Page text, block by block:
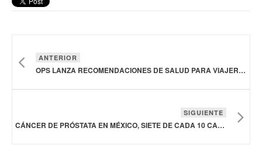
ANTERIOR
OPS LANZA RECOMENDACIONES DE SALUD PARA VIAJEROS Y ASISTENTES A LA COPA MUNDIAL DE LA FIFA 2026
SIGUIENTE
CÁNCER DE PRÓSTATA EN MÉXICO, SIETE DE CADA 10 CASOS SE DETECTAN TARDE